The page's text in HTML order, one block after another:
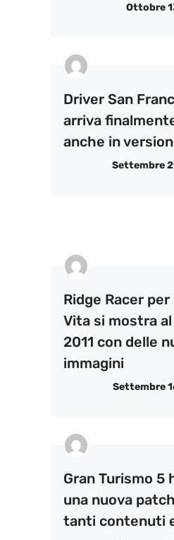
Ottobre
Driver San
arriva
anche in
Settembre
Ridge Racer per
Vita si mostra al
2011 con delle
immagini
Settembre
Gran Turismo 5
una nuova
tanti contenuti